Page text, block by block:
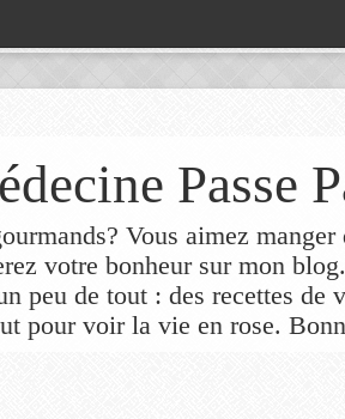
Passe
Vous aimez
votre bonheur sur mon
peu de tout : des recettes de
pour voir la vie en rose.